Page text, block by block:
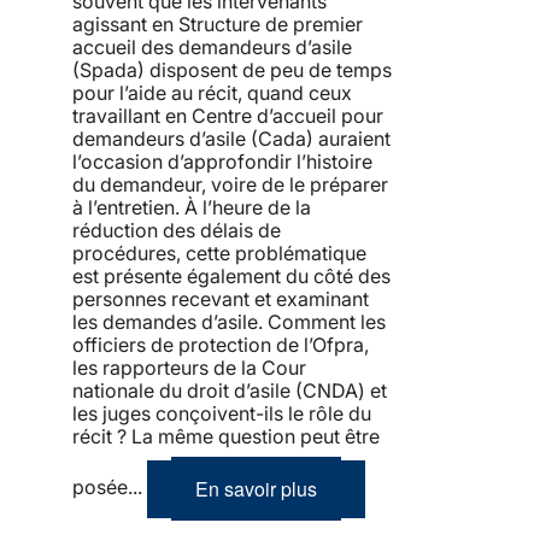
agissant en Structure de premier
accueil des demandeurs d’asile
(Spada) disposent de peu de temps
pour l’aide au récit, quand ceux
travaillant en Centre d’accueil pour
demandeurs d’asile (Cada) auraient
l’occasion d’approfondir l’histoire
du demandeur, voire de le préparer
à l’entretien. À l’heure de la
réduction des délais de
procédures, cette problématique
est présente également du côté des
personnes recevant et examinant
les demandes d’asile. Comment les
officiers de protection de l’Ofpra,
les rapporteurs de la Cour
nationale du droit d’asile (CNDA) et
les juges conçoivent-ils le rôle du
récit ? La même question peut être
posée... En savoir plus